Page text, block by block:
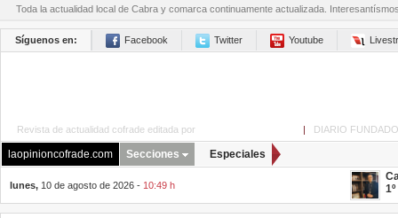
Toda la actualidad local de Cabra y comarca continuamente actualizada.
Síguenos en: Facebook Twitter Youtube
Revista de actualidad cofrade editada por | DIARIO
laopinioncofrade.com Secciones Especiales
lunes, 10 de agosto de 2026 - 10:49 h